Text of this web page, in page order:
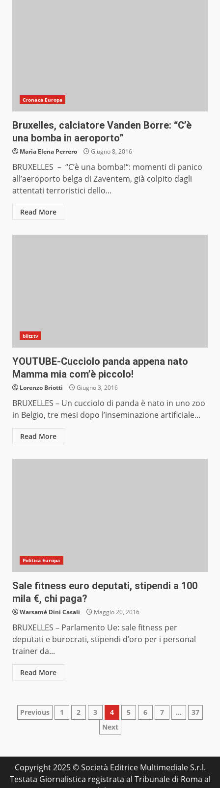
Cronaca Europa
Bruxelles, calciatore Vanden Borre: “C’è
una bomba in aeroporto”
Maria Elena Perrero Giugno 8, 2016
BRUXELLES – “C’è una bomba!“: momenti di panico
all’aeroporto belga di Zaventem, già colpito dagli
attentati terroristici dello...
Read More
blitztv
YOUTUBE-Cucciolo panda appena nato
Mamma mia com’è piccolo!
Lorenzo Briotti Giugno 3, 2016
BRUXELLES – Un cucciolo di panda è nato in uno zoo
in Belgio, tre mesi dopo l’inseminazione artificiale...
Read More
Politica Europa
Sale fitness euro deputati, stipendi a 100
mila €, chi paga?
Warsamé Dini Casali Maggio 20, 2016
BRUXELLES – Parlamento Ue: sale fitness per
deputati e burocrati, stipendi d’oro per i personal
trainer da...
Read More
Paginazione
articoli
Previous 1 2 3 4 5 6 7 …
37
Next
Copyright 2025 © Società Editrice Multimediale S.r.l.
Testata Giornalistica registrata al Tribunale di Roma al